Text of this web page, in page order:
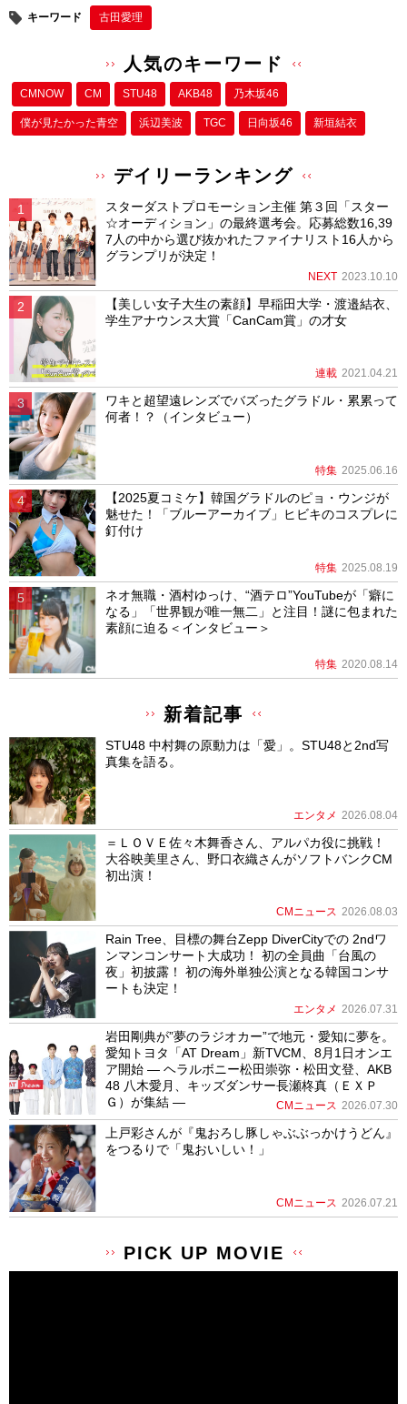
キーワード 古田愛理
人気のキーワード
CMNOW CM STU48 AKB48 乃木坂46
僕が⾒たかった⻘空 浜辺美波 TGC 日向坂46 新垣結衣
デイリーランキング
スターダストプロモーション主催 第３回「スター
☆オーディション」の最終選考会。応募総数16,39
7人の中から選び抜かれたファイナリスト16人から
グランプリが決定！
NEXT 2023.10.10
【美しい女子大生の素顔】早稲田大学・渡邉結衣、
学生アナウンス大賞「CanCam賞」の才女
連載 2021.04.21
ワキと超望遠レンズでバズったグラドル・累累って
何者！？（インタビュー）
特集 2025.06.16
【2025夏コミケ】韓国グラドルのピョ・ウンジが
魅せた！「ブルーアーカイブ」ヒビキのコスプレに
釘付け
特集 2025.08.19
ネオ無職・酒村ゆっけ、“酒テロ”YouTubeが「癖に
なる」「世界観が唯一無二」と注目！謎に包まれた
素顔に迫る＜インタビュー＞
特集 2020.08.14
新着記事
STU48 中村舞の原動力は「愛」。STU48と2nd写
真集を語る。
エンタメ 2026.08.04
＝ＬＯＶＥ佐々木舞香さん、アルパカ役に挑戦！
大谷映美里さん、野口衣織さんがソフトバンクCM
初出演！
CMニュース 2026.08.03
Rain Tree、目標の舞台Zepp DiverCityでの 2ndワ
ンマンコンサート大成功！ 初の全員曲「台風の
夜」初披露！ 初の海外単独公演となる韓国コンサ
ートも決定！
エンタメ 2026.07.31
岩田剛典が”夢のラジオカー”で地元・愛知に夢を。
愛知トヨタ「AT Dream」新TVCM、8月1日オンエ
ア開始 ― ヘラルボニー松田崇弥・松田文登、AKB
48 八木愛月、キッズダンサー長瀬柊真（ＥＸＰ
Ｇ）が集結 ―
CMニュース 2026.07.30
上戸彩さんが『鬼おろし豚しゃぶぶっかけうどん』
をつるりで「鬼おいしい！」
CMニュース 2026.07.21
PICK UP MOVIE